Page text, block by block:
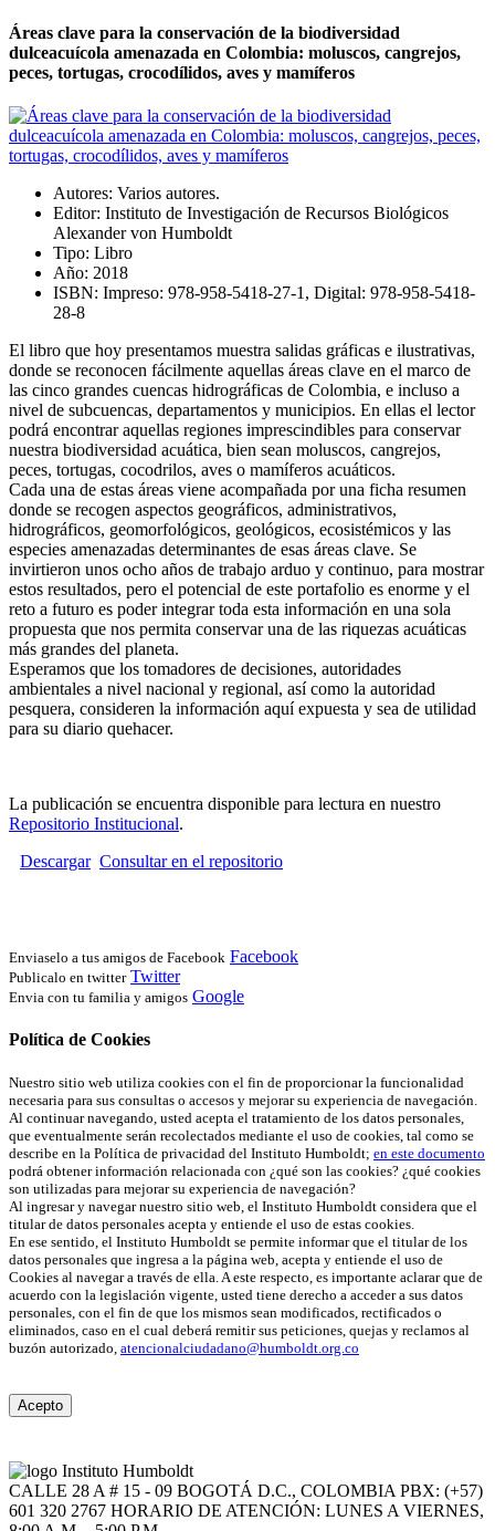
Áreas clave para la conservación de la biodiversidad
dulceacuícola amenazada en Colombia: moluscos, cangrejos,
peces, tortugas, crocodílidos, aves y mamíferos
Autores: Varios autores.
Editor: Instituto de Investigación de Recursos Biológicos
Alexander von Humboldt
Tipo: Libro
Año: 2018
ISBN: Impreso: 978-958-5418-27-1, Digital: 978-958-5418-
28-8
El libro que hoy presentamos muestra salidas gráficas e ilustrativas,
donde se reconocen fácilmente aquellas áreas clave en el marco de
las cinco grandes cuencas hidrográficas de Colombia, e incluso a
nivel de subcuencas, departamentos y municipios. En ellas el lector
podrá encontrar aquellas regiones imprescindibles para conservar
nuestra biodiversidad acuática, bien sean moluscos, cangrejos,
peces, tortugas, cocodrilos, aves o mamíferos acuáticos.
Cada una de estas áreas viene acompañada por una ficha resumen
donde se recogen aspectos geográficos, administrativos,
hidrográficos, geomorfológicos, geológicos, ecosistémicos y las
especies amenazadas determinantes de esas áreas clave. Se
invirtieron unos ocho años de trabajo arduo y continuo, para mostrar
estos resultados, pero el potencial de este portafolio es enorme y el
reto a futuro es poder integrar toda esta información en una sola
propuesta que nos permita conservar una de las riquezas acuáticas
más grandes del planeta.
Esperamos que los tomadores de decisiones, autoridades
ambientales a nivel nacional y regional, así como la autoridad
pesquera, consideren la información aquí expuesta y sea de utilidad
para su diario quehacer.
La publicación se encuentra disponible para lectura en nuestro
Repositorio Institucional.
Descargar Consultar en el repositorio
Enviaselo a tus amigos de Facebook Facebook
Publicalo en twitter Twitter
Envia con tu familia y amigos Google
Política de Cookies
Nuestro sitio web utiliza cookies con el fin de proporcionar la funcionalidad
necesaria para sus consultas o accesos y mejorar su experiencia de navegación.
Al continuar navegando, usted acepta el tratamiento de los datos personales,
que eventualmente serán recolectados mediante el uso de cookies, tal como se
describe en la Política de privacidad del Instituto Humboldt; en este documento
podrá obtener información relacionada con ¿qué son las cookies? ¿qué cookies
son utilizadas para mejorar su experiencia de navegación?
Al ingresar y navegar nuestro sitio web, el Instituto Humboldt considera que el
titular de datos personales acepta y entiende el uso de estas cookies.
En ese sentido, el Instituto Humboldt se permite informar que el titular de los
datos personales que ingresa a la página web, acepta y entiende el uso de
Cookies al navegar a través de ella. A este respecto, es importante aclarar que de
acuerdo con la legislación vigente, usted tiene derecho a acceder a sus datos
personales, con el fin de que los mismos sean modificados, rectificados o
eliminados, caso en el cual deberá remitir sus peticiones, quejas y reclamos al
buzón autorizado, atencionalciudadano@humboldt.org.co
Acepto
CALLE 28 A # 15 - 09 BOGOTÁ D.C., COLOMBIA PBX: (+57)
601 320 2767 HORARIO DE ATENCIÓN: LUNES A VIERNES,